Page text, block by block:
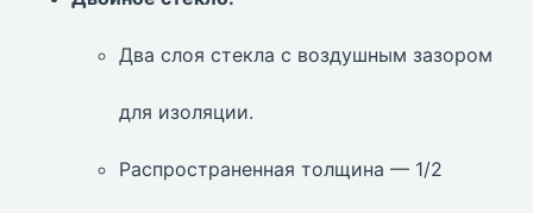
Два слоя стекла с воздушным зазором
для изоляции.
Распространенная толщина — 1/2